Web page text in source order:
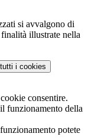
si avvalgono di
illustrate nella
i cookies
consentire.
funzionamento della
potete